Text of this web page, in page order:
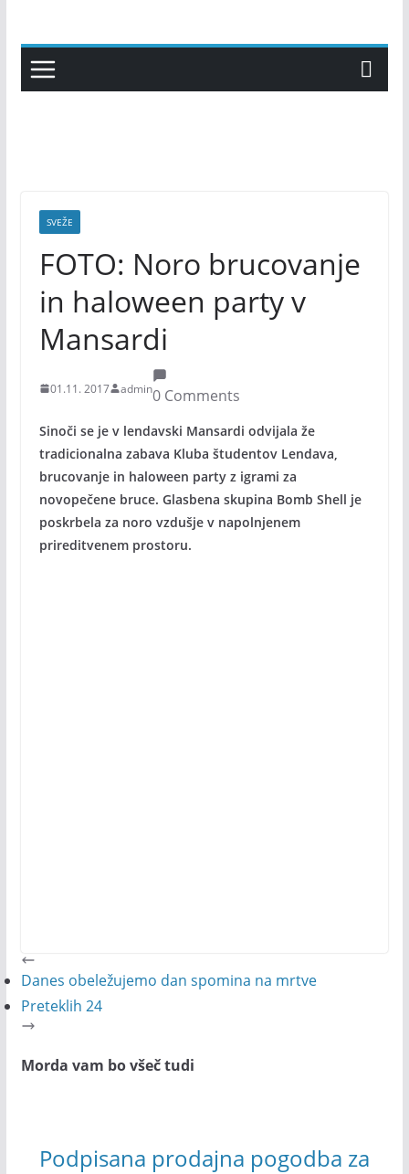
content
SVEŽE
FOTO: Noro brucovanje
in haloween party v
Mansardi
01.11. 2017 admin0 Comments
Sinoči se je v lendavski Mansardi odvijala že
tradicionalna zabava Kluba študentov Lendava,
brucovanje in haloween party z igrami za
novopečene bruce. Glasbena skupina Bomb Shell je
poskrbela za noro vzdušje v napolnjenem
prireditvenem prostoru.
Danes obeležujemo dan spomina na mrtve
Preteklih 24
Morda vam bo všeč tudi
Podpisana prodajna pogodba za